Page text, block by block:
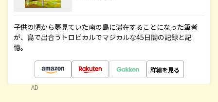
子供の頃から夢見ていた南の島に滞在することになった筆者
が、島で出合うトロピカルでマジカルな45日間の記録と記
憶。
詳細を見る
AD